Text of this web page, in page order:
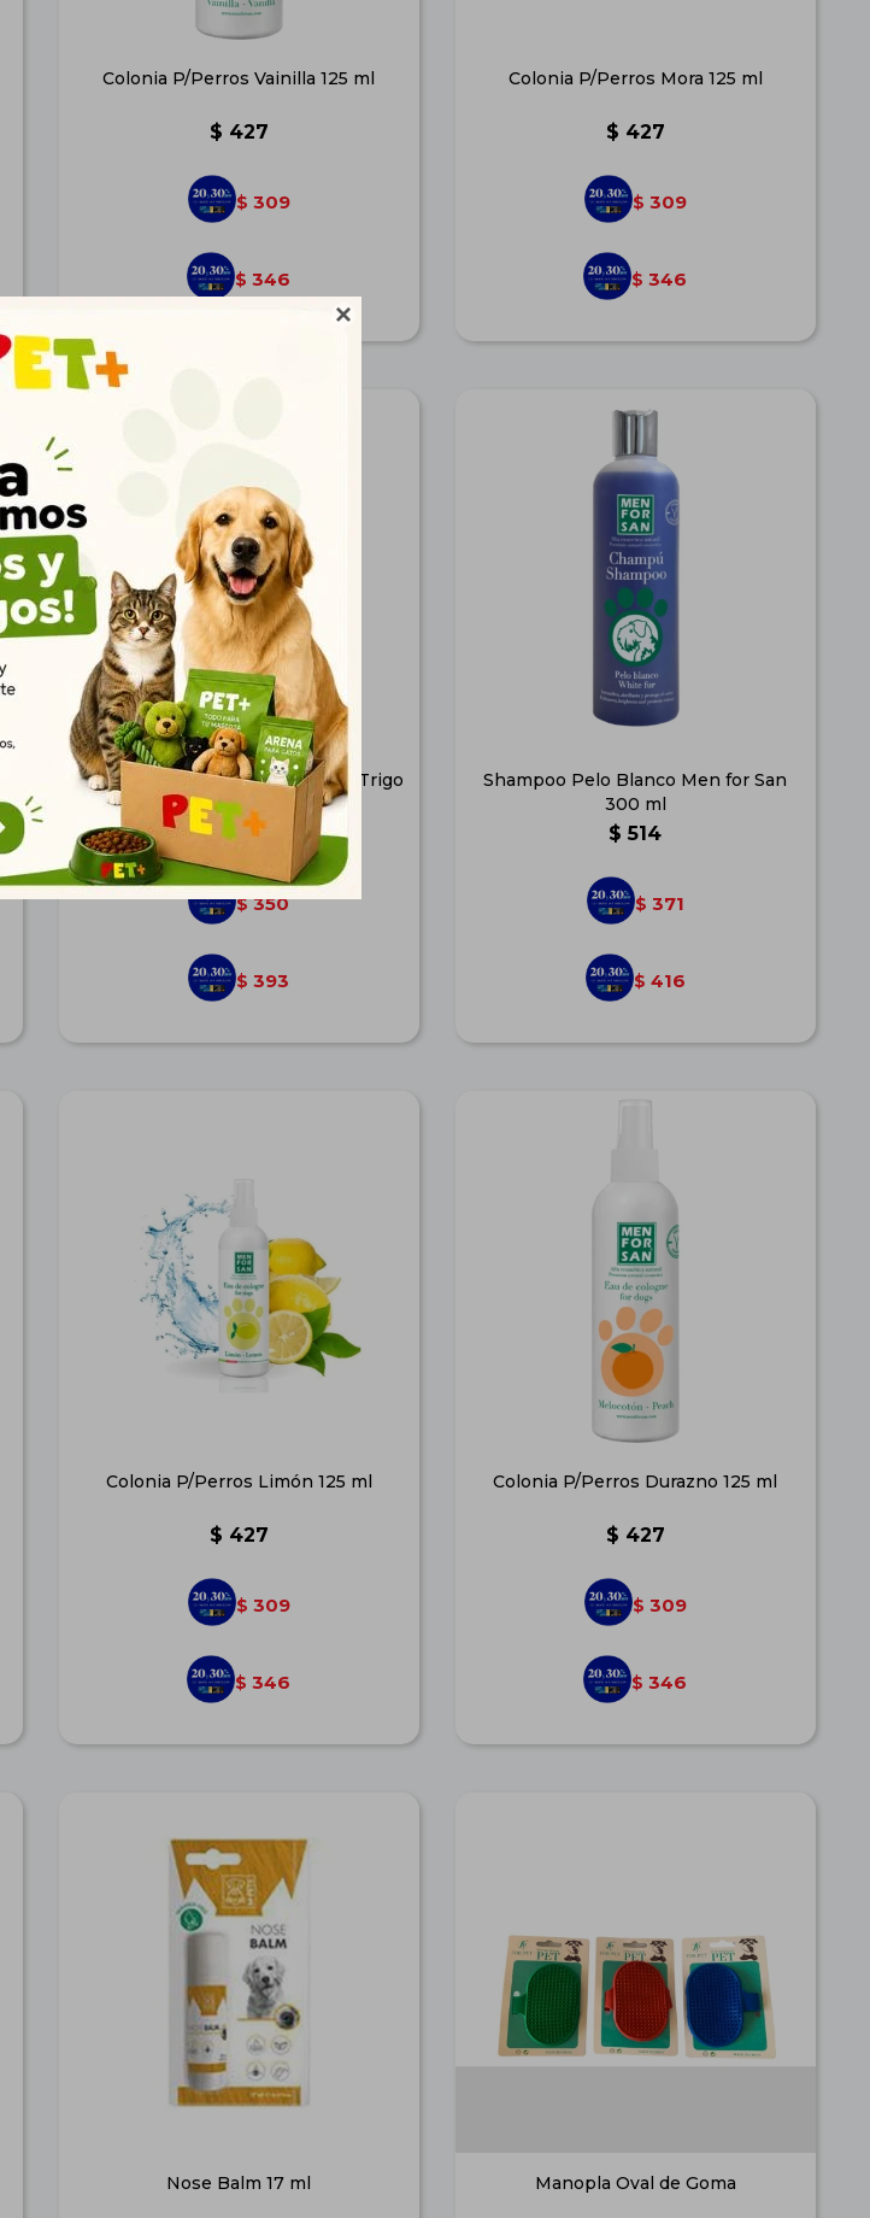

Colonia P/Perros Vainilla 125 ml
$ 427
$ 309
$ 346
Colonia P/Perros Mora 125 ml
$ 427
$ 309
$ 346
Shampoo Cachorros Germen de Trigo
Men for San 300 ml
$ 485
$ 350
$ 393
Shampoo Pelo Blanco Men for San
300 ml
$ 514
$ 371
$ 416
Colonia P/Perros Limón 125 ml
$ 427
$ 309
$ 346
Colonia P/Perros Durazno 125 ml
$ 427
$ 309
$ 346
Nose Balm 17 ml Manopla Oval de Goma